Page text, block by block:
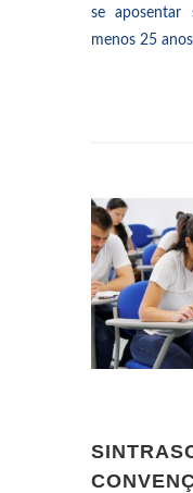
se
menos 25